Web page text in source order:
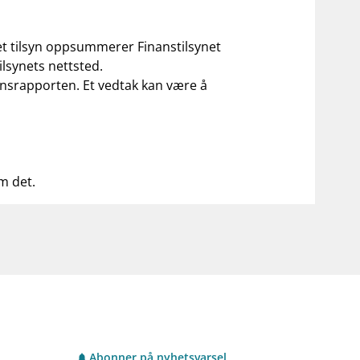
tilsyn oppsummerer Finanstilsynet
nettsted.
Et vedtak kan være å
det.